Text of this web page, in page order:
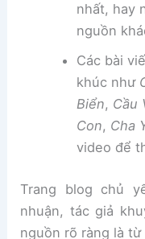
nhất, hay
nguồn
Các bài
khúc như
Biển, Cầu
Con, Cha
video để
Trang blog chủ
nhuận, tác giả
nguồn rõ ràng là từ